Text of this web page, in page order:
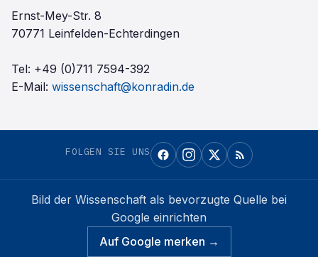
Ernst-Mey-Str. 8
70771 Leinfelden-Echterdingen
Tel: +49 (0)711 7594-392
E-Mail: wissenschaft@konradin.de
FOLGEN SIE UNS
Bild der Wissenschaft als bevorzugte Quelle bei
Google einrichten
Auf Google merken →